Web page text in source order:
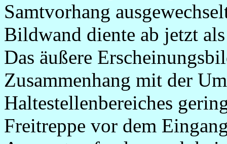
Samtvorhang
Bildwand diente ab jetzt
Das äußere
Zusammenhang mit der
Haltestellenbereiches
Freitreppe vor dem